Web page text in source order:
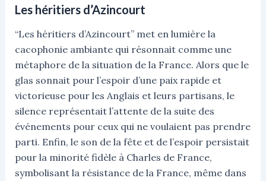
Les héritiers d’Azincourt
“Les héritiers d’Azincourt” met en lumière la
cacophonie ambiante qui résonnait comme une
métaphore de la situation de la France. Alors que le
glas sonnait pour l’espoir d’une paix rapide et
victorieuse pour les Anglais et leurs partisans, le
silence représentait l’attente de la suite des
événements pour ceux qui ne voulaient pas prendre
parti. Enfin, le son de la fête et de l’espoir persistait
pour la minorité fidèle à Charles de France,
symbolisant la résistance de la France, même dans